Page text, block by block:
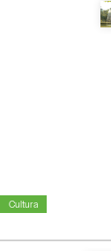
Cultura